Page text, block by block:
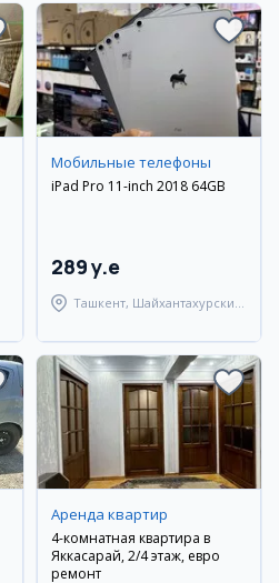
Мобильные телефоны
iPad Pro 11-inch 2018 64GB
289 y.e
Ташкент, Шайхантахурский
Аренда квартир
4-комнатная квартира в
Яккасарай, 2/4 этаж, евро
ремонт